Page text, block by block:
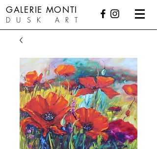
GALERIE MONTI
DUSK ART